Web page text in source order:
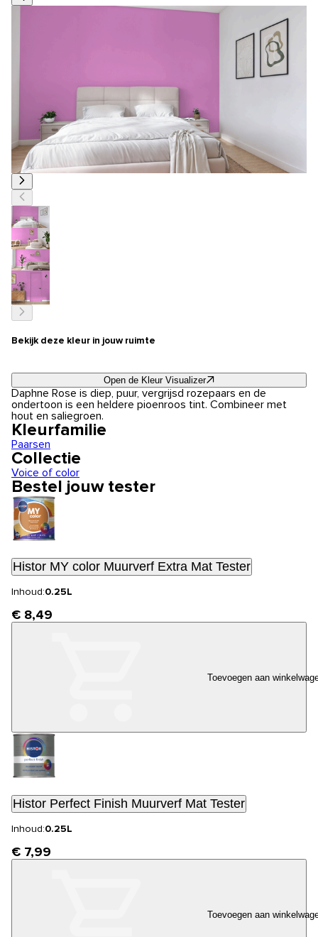
Bekijk deze kleur in jouw ruimte
Open de Kleur Visualizer
Daphne Rose is diep, puur, vergrijsd rozepaars en de
ondertoon is een heldere pioenroos tint. Combineer met
hout en saliegroen.
Kleurfamilie
Paarsen
Collectie
Voice of color
Bestel jouw tester
Histor MY color Muurverf Extra Mat Tester
Inhoud:0.25L
€ 8,49
Toevoegen aan
Histor Perfect Finish Muurverf Mat Tester
Inhoud:0.25L
€ 7,99
Toevoegen aan